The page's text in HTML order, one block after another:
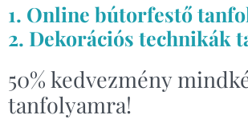
1. Online bútorfestő
2. Dekorációs technikák
50% kedvezmény
tanfolyamra!